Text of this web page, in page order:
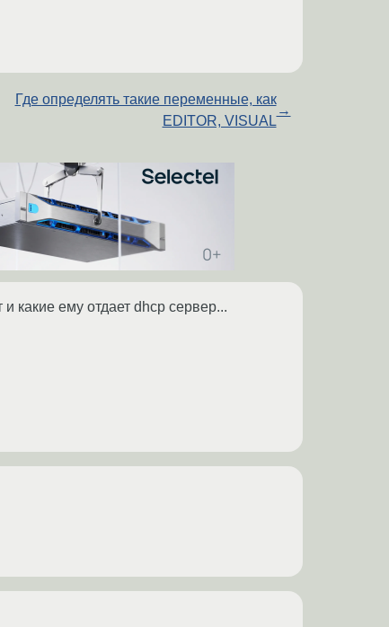
Где определять такие переменные, как
EDITOR, VISUAL
→
какие ему отдает dhcp сервер...